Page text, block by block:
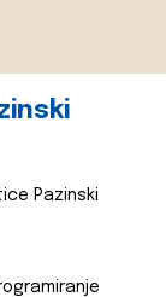
Pazinski